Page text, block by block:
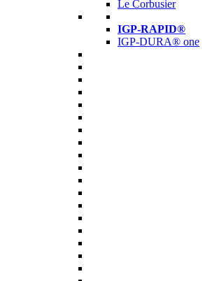
Le Corbusier
IGP-RAPID®
IGP-DURA® one